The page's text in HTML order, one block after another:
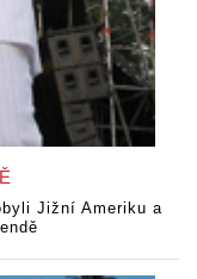
Jižní Ameriku a